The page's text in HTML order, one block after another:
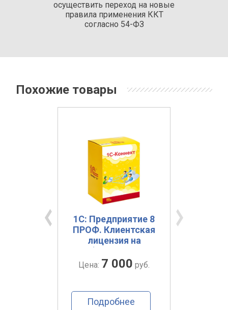
осуществить переход на новые
правила применения ККТ
согласно 54-ФЗ
Похожие товары
1С: Предприятие 8
ПРОФ. Клиентская
лицензия на
рабочее место.
Электронная
Цена: 7 000 руб.
Подробнее